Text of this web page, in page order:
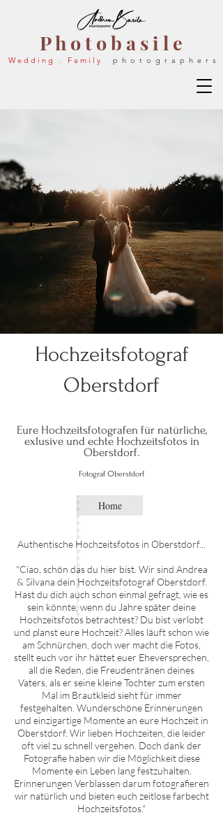
P h o t o b a s i l e
W e d d i n g . F a m i l y p h o t o g r a p h e r s
Hochzeitsfotograf
Oberstdorf
Eure Hochzeitsfotografen für natürliche,
exlusive und echte Hochzeitsfotos in
Oberstdorf.
Fotograf Oberstdorf
Home
Authentische Hochzeitsfotos in Oberstdorf...
"Ciao, schön das du hier bist. Wir sind Andrea
& Silvana dein Hochzeitsfotograf Oberstdorf.
Hast du dich auch schon einmal gefragt, wie es
sein könnte, wenn du Jahre später deine
Hochzeitsfotos betrachtest? Du bist verlobt
und planst eure Hochzeit? Alles läuft schon wie
am Schnürchen, doch wer macht die Fotos,
stellt euch vor ihr hättet euer Eheversprechen,
all die Reden, die Freudentränen deines
Vaters, als er seine kleine Tochter zum ersten
Mal im Brautkleid sieht für immer
festgehalten. Wunderschöne Erinnerungen
und einzigartige Momente an eure Hochzeit in
Oberstdorf. Wir lieben Hochzeiten, die leider
oft viel zu schnell vergehen. Doch dank der
Fotografie haben wir die Möglichkeit diese
Momente ein Leben lang festzuhalten.
Erinnerungen Verblassen darum fotografieren
wir natürlich und bieten euch zeitlose farbecht
Hochzeitsfotos."